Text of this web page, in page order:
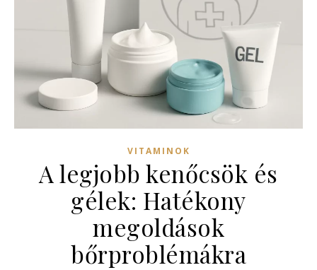
VITAMINOK
A legjobb kenőcsök és
gélek: Hatékony
megoldások
bőrproblémákra